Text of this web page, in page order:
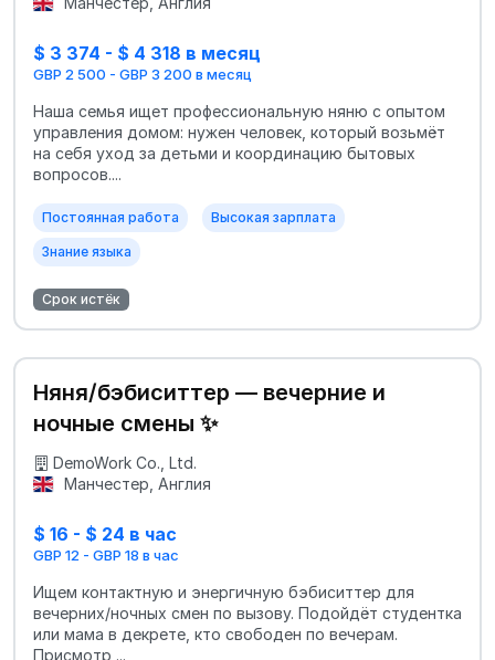
$ 3 374 - $ 4 318 в месяц
GBP 2 500 - GBP 3 200 в месяц
Наша семья ищет профессиональную няню с опытом
управления домом: нужен человек, который возьмёт
на себя уход за детьми и координацию бытовых
вопросов....
Постоянная работа Высокая зарплата
Знание языка
Срок истёк
Няня/бэбиситтер — вечерние и
ночные смены ✨
DemoWork Co., Ltd.
Манчестер, Англия
$ 16 - $ 24 в час
GBP 12 - GBP 18 в час
Ищем контактную и энергичную бэбиситтер для
вечерних/ночных смен по вызову. Подойдёт студентка
или мама в декрете, кто свободен по вечерам.
Присмотр ...